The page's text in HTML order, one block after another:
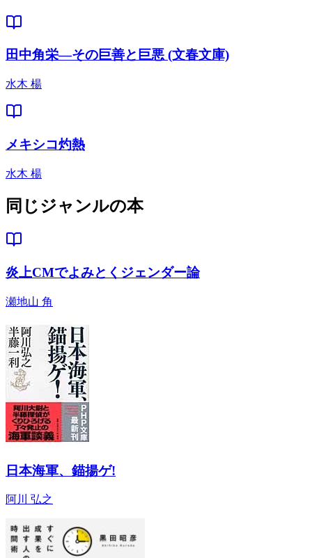
田中角栄―その巨善と巨悪 (文春文庫)
水木 楊
メキシコ灼熱
水木 楊
同じジャンルの本
炎上CMでよみとくジェンダー論
瀬地山 角
日本海軍、錨揚ゲ!
阿川 弘之